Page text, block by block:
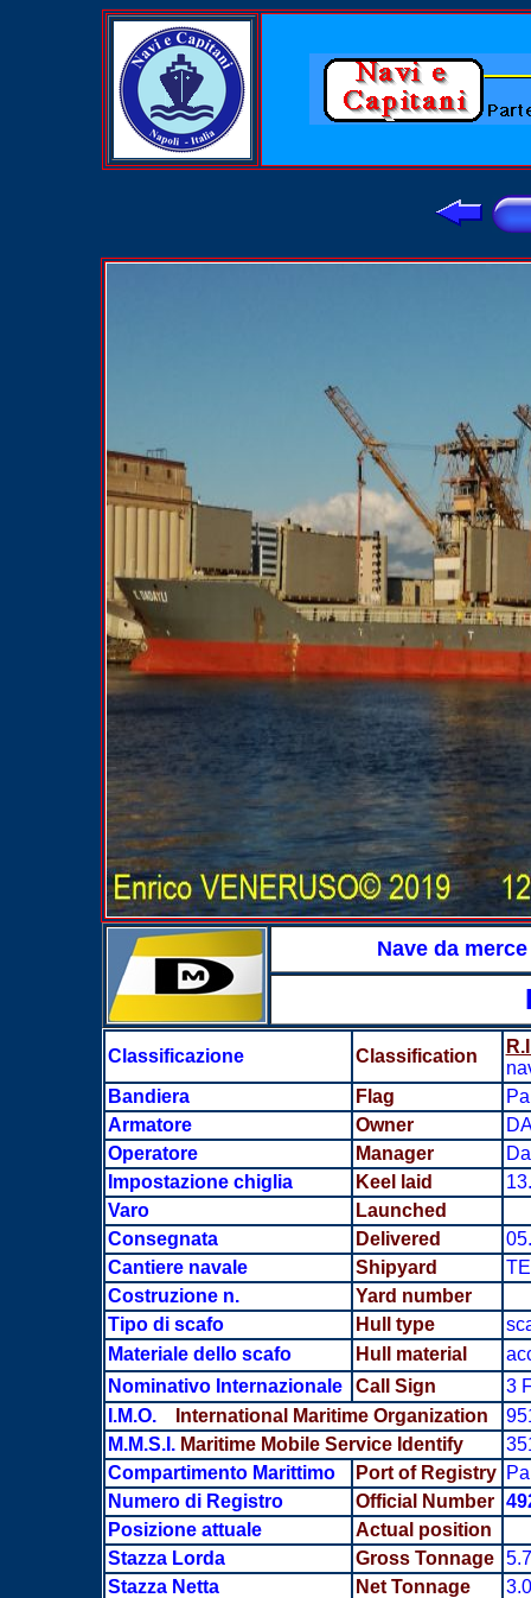
Nave da
Classificazione Classification
Bandiera
Flag
Armatore
Owner
Operatore
Manager
Impostazione chiglia
Keel laid
Varo
Launched
Consegnata
Delivered
Cantiere navale
Shipyard
Costruzione n.
Yard number
Tipo di scafo
Hull type
Materiale dello scafo
Hull material
Nominativo Internazionale
Call Sign
3
I.M.O.
International Maritime Organization
M.M.S.I. Maritime Mobile Service Identify
Compartimento Marittimo
Port of Registry
Numero di Registro
Official Number
Posizione attuale
Actual position
Stazza Lorda
Gross Tonnage
Stazza Netta
Net Tonnage